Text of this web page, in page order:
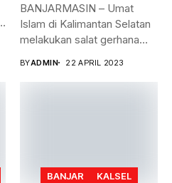
BANJARMASIN – Umat
Islam di Kalimantan Selatan
melakukan salat gerhana
BYADMIN 22 APRIL 2023
BANJAR KALSEL